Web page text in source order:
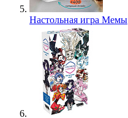
Настольная игра Мемы